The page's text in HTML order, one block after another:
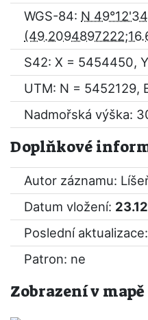
WGS-84: N
S42: X = 5454450,
UTM: N = 5452129,
Nadmořská výška:
Doplňkové
Autor záznamu:
Datum vložení:
Poslední aktualizace:
Patron: ne
Zobrazení v mapě